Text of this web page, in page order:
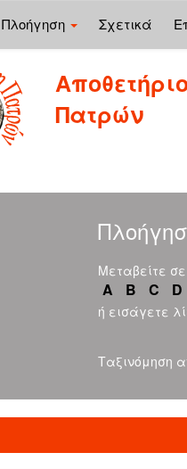
Πλοήγηση Σχετικά
Πατρών
Μεταβείτε
A
B C D
ή εισάγετε
Ταξινόμηση